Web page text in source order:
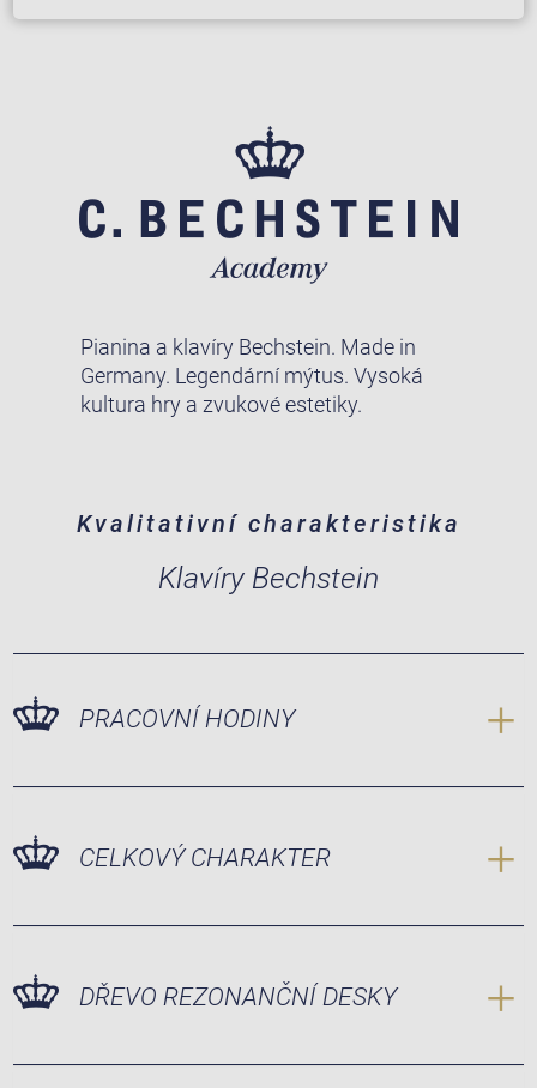
Pianina a klavíry Bechstein. Made in
Germany. Legendární mýtus. Vysoká
kultura hry a zvukové estetiky.
Kvalitativní charakteristika
Klavíry Bechstein
PRACOVNÍ HODINY
CELKOVÝ CHARAKTER
DŘEVO REZONANČNÍ DESKY